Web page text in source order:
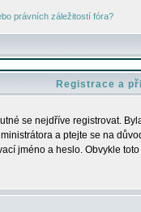
právních záležitostí fóra?
Registrace a
se nejdříve registrovat.
a ptejte se na
jméno a heslo. Obvykle